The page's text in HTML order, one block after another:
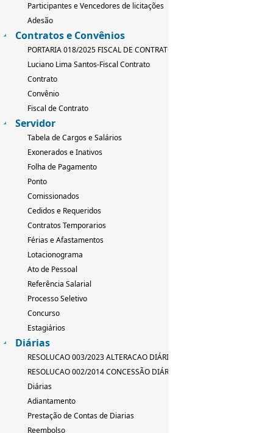
Participantes e Vencedores de licitações
Adesão
Contratos e Convênios
PORTARIA 018/2025 FISCAL DE CONTRATO
Luciano Lima Santos-Fiscal Contrato
Contrato
Convênio
Fiscal de Contrato
Servidor
Tabela de Cargos e Salários
Exonerados e Inativos
Folha de Pagamento
Ponto
Comissionados
Cedidos e Requeridos
Contratos Temporarios
Férias e Afastamentos
Lotacionograma
Ato de Pessoal
Referência Salarial
Processo Seletivo
Concurso
Estagiários
Diárias
RESOLUCAO 003/2023 ALTERACAO DIÁRIAS
RESOLUCAO 002/2014 CONCESSÃO DIÁRIAS
Diárias
Adiantamento
Prestação de Contas de Diarias
Reembolso